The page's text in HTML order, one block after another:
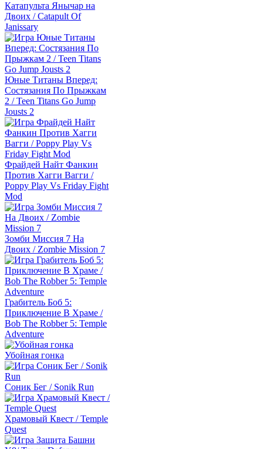
Катапульта Янычар на
Двоих / Catapult Of
Janissary
Юные Титаны Вперед:
Состязания По Прыжкам
2 / Teen Titans Go Jump
Jousts 2
Фрайдей Найт Фанкин
Против Хагги Вагги /
Poppy Play Vs Friday Fight
Mod
Зомби Миссия 7 На
Двоих / Zombie Mission 7
Грабитель Боб 5:
Приключение В Храме /
Bob The Robber 5: Temple
Adventure
Убойная гонка
Соник Бег / Sonik Run
Храмовый Квест / Temple
Quest